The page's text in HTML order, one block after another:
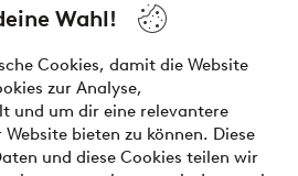
Wahl!
Cookies, damit die Website
zur Analyse,
und um dir eine relevantere
bieten zu können. Diese
und diese Cookies teilen wir
to make finding your next look
It’s all here.
Visit Ellos